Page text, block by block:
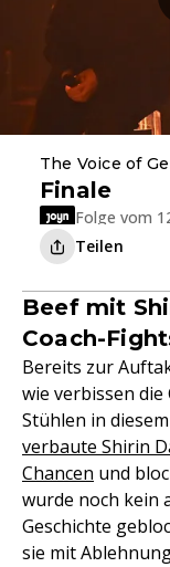
The Voice of
Finale
Folge vom
Teilen
Beef mit
Coach-
Bereits zur
wie verbissen die
Stühlen in
verbaute Shirin
Chancen und
wurde noch kein
Geschichte
sie mit